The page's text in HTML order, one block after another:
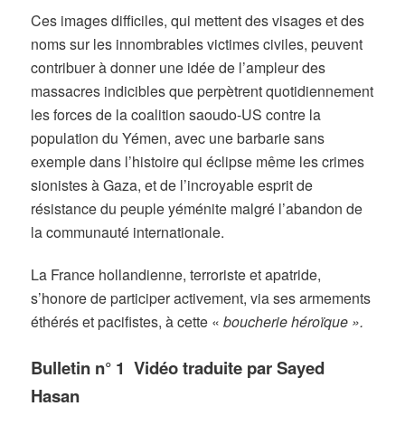
Ces images difficiles, qui mettent des visages et des
noms sur les innombrables victimes civiles, peuvent
contribuer à donner une idée de l’ampleur des
massacres indicibles que perpètrent quotidiennement
les forces de la coalition saoudo-US contre la
population du Yémen, avec une barbarie sans
exemple dans l’histoire qui éclipse même les crimes
sionistes à Gaza, et de l’incroyable esprit de
résistance du peuple yéménite malgré l’abandon de
la communauté internationale.
La France hollandienne, terroriste et apatride,
s’honore de participer activement, via ses armements
éthérés et pacifistes, à cette «boucherie héroïque ».
Bulletin n° 1 Vidéo traduite par Sayed
Hasan